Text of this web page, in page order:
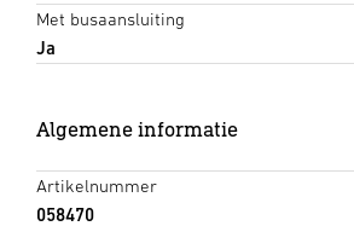
Met busaansluiting
Ja
Algemene informatie
Artikelnummer
058470